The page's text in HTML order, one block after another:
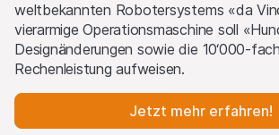
weltbekannten Robotersystems «da
vierarmige Operationsmaschine soll
Designänderungen sowie die 10‘000-
Rechenleistung aufweisen.
Jetzt mehr erfahren!